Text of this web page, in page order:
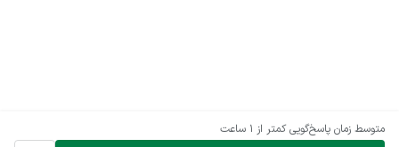
متوسط زمان پاسخ‌گویی کمتر از 1 ساعت